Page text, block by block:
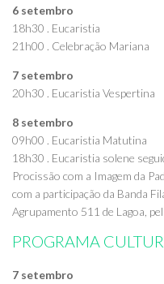
6 setembro
18h30 . Eucaristia
21h00 . Celebração Mariana
7 setembro
20h30 . Eucaristia Vespertina
8 setembro
09h00 . Eucaristia Matutina
18h30 . Eucaristia solene
Procissão com a Imagem da
com a participação da Banda
Agrupamento 511 de Lagoa,
PROGRAMA
7 setembro